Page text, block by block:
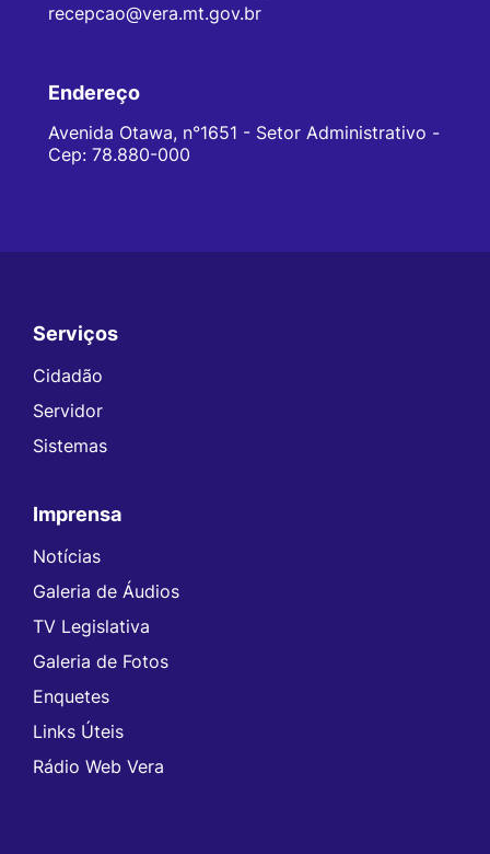
recepcao@vera.mt.gov.br
Endereço
Avenida Otawa, n°1651 - Setor Administrativo -
Cep: 78.880-000
Seção do Rodapé e Contato
Serviços
Cidadão
Servidor
Sistemas
Imprensa
Notícias
Galeria de Áudios
TV Legislativa
Galeria de Fotos
Enquetes
Links Úteis
Rádio Web Vera